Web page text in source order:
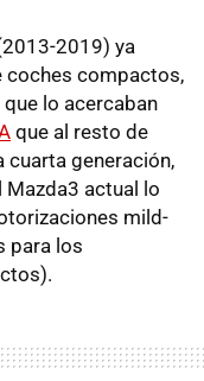
2019) ya
coches compactos,
lo acercaban
que al resto de
generación,
Mazda3 actual lo
mild-
para los